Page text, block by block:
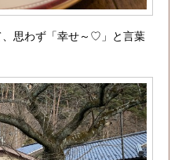
、思わず「幸せ～♡」と言葉